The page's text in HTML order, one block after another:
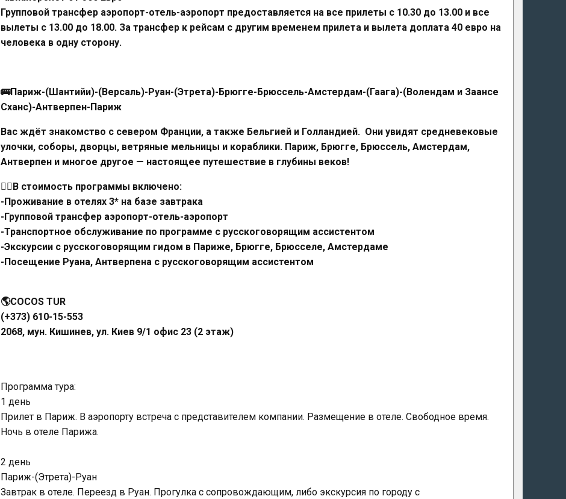
Групповой трансфер аэропорт-отель-аэропорт предоставляется на все прилеты с 10.30 до 13.00 и все
вылеты с 13.00 до 18.00. За трансфер к рейсам с другим временем прилета и вылета доплата 40 евро на
человека в одну сторону.
🚌Париж-(Шантийи)-(Версаль)-Руан-(Этрета)-Брюгге-Брюссель-Амстердам-(Гаага)-(Волендам и Заансе
Сханс)-Антверпен-Париж
Вас ждёт знакомство с севером Франции, а также Бельгией и Голландией. Они увидят средневековые
улочки, соборы, дворцы, ветряные мельницы и кораблики. Париж, Брюгге, Брюссель, Амстердам,
Антверпен и многое другое — настоящее путешествие в глубины веков!
👉🏻В стоимость программы включено:
-Проживание в отелях 3* на базе завтрака
-Групповой трансфер аэропорт-отель-аэропорт
-Транспортное обслуживание по программе с русскоговорящим ассистентом
-Экскурсии с русскоговорящим гидом в Париже, Брюгге, Брюсселе, Амстердаме
-Посещение Руана, Антверпена с русскоговорящим ассистентом
🌎COCOS TUR
(+373) 610-15-553
2068, мун. Кишинев, ул. Киев 9/1 офис 23 (2 этаж)
Программа тура:
1 день
Прилет в Париж. В аэропорту встреча с представителем компании. Размещение в отеле. Свободное время.
Ночь в отеле Парижа.
2 день
Париж-(Этрета)-Руан
Завтрак в отеле. Переезд в Руан. Прогулка с сопровождающим, либо экскурсия по городу с